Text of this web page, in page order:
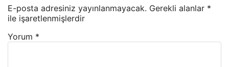
E-posta adresiniz yayınlanmayacak. Gerekli alanlar *
ile işaretlenmişlerdir
Yorum *